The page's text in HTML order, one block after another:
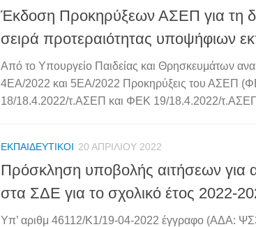
Έκδοση Προκηρύξεων ΑΣΕΠ για τη
σειρά προτεραιότητας υποψήφιων
Από το Υπουργείο Παιδείας και Θρησκευμάτων
4ΕΑ/2022 και 5ΕΑ/2022 Προκηρύξεις του ΑΣΕΠ
18/18.4.2022/τ.ΑΣΕΠ και ΦΕΚ 19/18.4.2022/
ΕΚΠΑΙΔΕΥΤΙΚΟΊ 20 ΑΠΡΙΛΊΟΥ 2022
Πρόσκληση υποβολής αιτήσεων για
στα ΣΔΕ για το σχολικό έτος 2022-
Υπ’ αριθμ 46112/Κ1/19-04-2022 έγγραφο (ΑΔΑ: